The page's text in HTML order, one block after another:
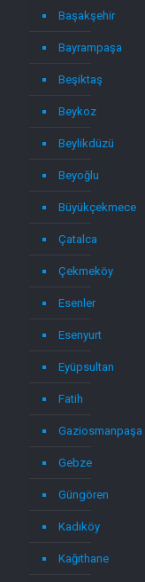
Başakşehir
Bayrampaşa
Beşiktaş
Beykoz
Beylikdüzü
Beyoğlu
Büyükçekmece
Çatalca
Çekmeköy
Esenler
Esenyurt
Eyüpsultan
Fatih
Gaziosmanpaşa
Gebze
Güngören
Kadıköy
Kağıthane